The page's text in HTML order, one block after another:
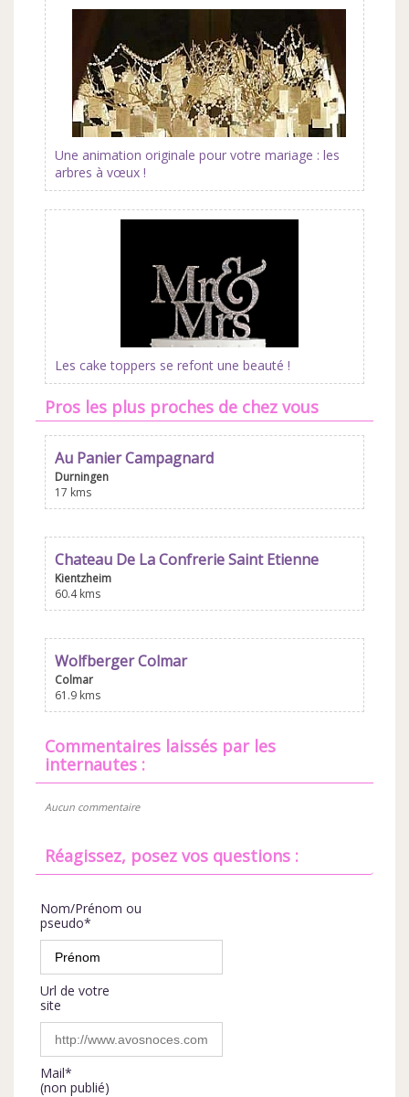
Une animation originale pour votre mariage : les
arbres à vœux !
Les cake toppers se refont une beauté !
Pros les plus proches de chez vous
Au Panier Campagnard
Durningen
17 kms
Chateau De La Confrerie Saint Etienne
Kientzheim
60.4 kms
Wolfberger Colmar
Colmar
61.9 kms
commentaires laissés par les
internautes :
Aucun commentaire
Réagissez, posez vos questions :
Nom/Prénom ou
pseudo*
Url de votre
site
Mail*
(non publié)